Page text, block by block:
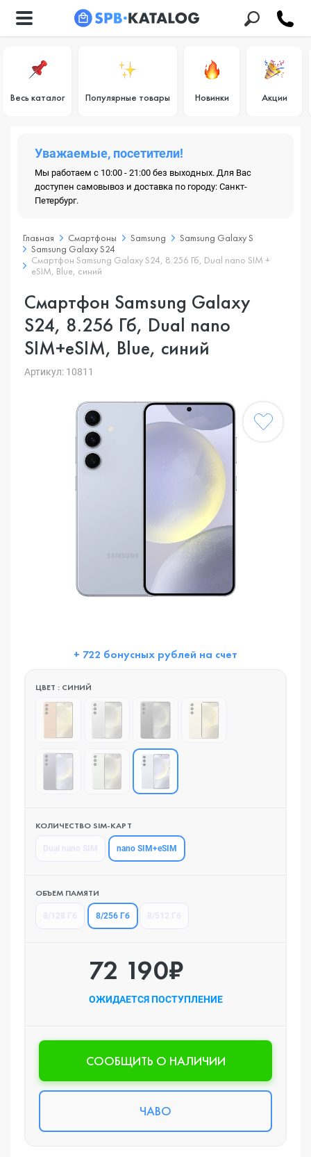
Весь каталог Популярные товары Новинки Акции
Уважаемые, посетители!
Мы работаем с 10:00 - 21:00 без выходных. Для Вас
доступен самовывоз и доставка по городу: Санкт-
Петербург.
Главная Смартфоны Samsung
Samsung Galaxy S
Samsung Galaxy S24
Смартфон Samsung Galaxy S24, 8.256 Гб, Dual nano SIM +
eSIM, Blue, синий
Смартфон Samsung Galaxy
S24, 8.256 Гб, Dual nano
SIM+eSIM, Blue, синий
Артикул: 10811
+ 722 бонусных рублей на счет
ЦВЕТ : СИНИЙ
КОЛИЧЕСТВО SIM-КАРТ
nano SIM+eSIM
ОБЪЕМ ПАМЯТИ
8/256 Гб
72 190₽
ОЖИДАЕТСЯ ПОСТУПЛЕНИЕ
CООБЩИТЬ О НАЛИЧИИ
ЧАВО